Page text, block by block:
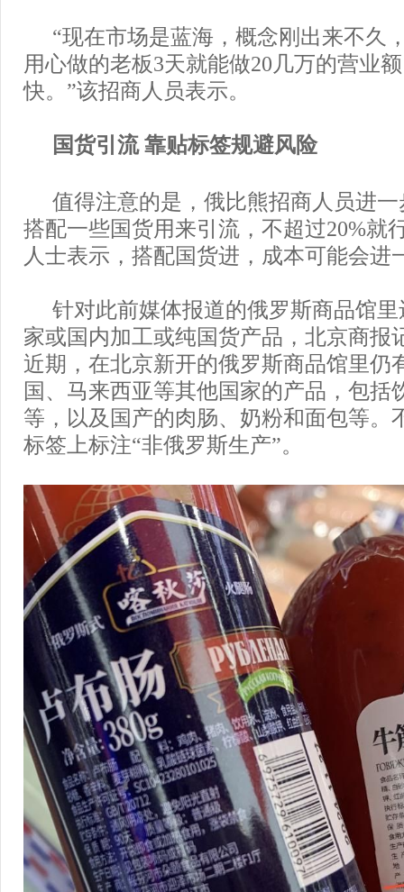
“现在市场是蓝海，概念刚出来不久
用心做的老板3天就能做20几万的营业
快。”该招商人员表示。
国货引流 靠贴标签规避风险
值得注意的是，俄比熊招商人员进
搭配一些国货用来引流，不超过20%就
人士表示，搭配国货进，成本可能会进
针对此前媒体报道的俄罗斯商品馆
家或国内加工或纯国货产品，北京商报
近期，在北京新开的俄罗斯商品馆里仍
国、马来西亚等其他国家的产品，包括
等，以及国产的肉肠、奶粉和面包等。
标签上标注“非俄罗斯生产”。